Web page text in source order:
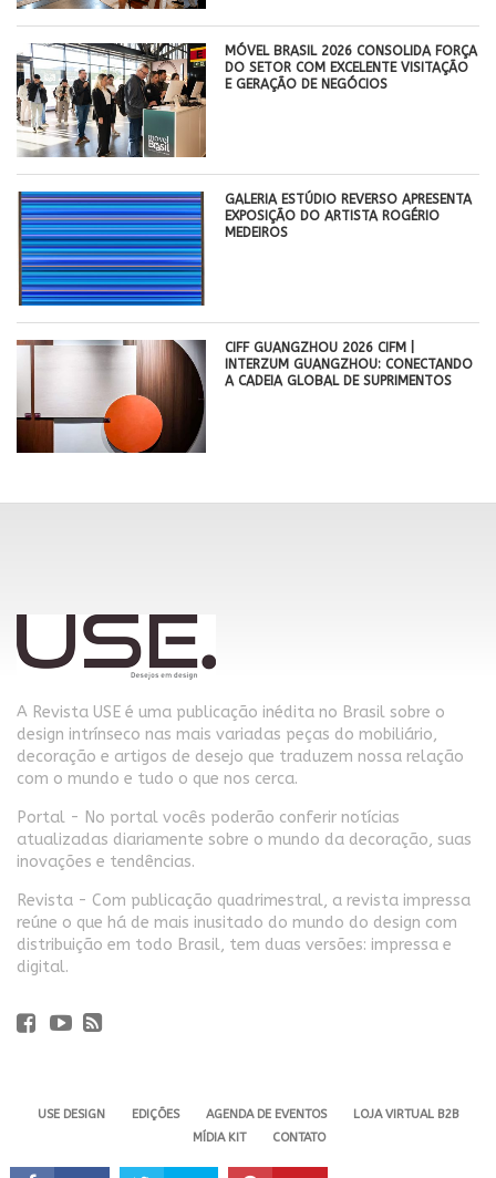
MÓVEL BRASIL 2026 CONSOLIDA FORÇA
DO SETOR COM EXCELENTE VISITAÇÃO
E GERAÇÃO DE NEGÓCIOS
GALERIA ESTÚDIO REVERSO APRESENTA
EXPOSIÇÃO DO ARTISTA ROGÉRIO
MEDEIROS
CIFF GUANGZHOU 2026 CIFM |
INTERZUM GUANGZHOU: CONECTANDO
A CADEIA GLOBAL DE SUPRIMENTOS
A Revista USE é uma publicação inédita no Brasil sobre o
design intrínseco nas mais variadas peças do mobiliário,
decoração e artigos de desejo que traduzem nossa relação
com o mundo e tudo o que nos cerca.
Portal - No portal vocês poderão conferir notícias
atualizadas diariamente sobre o mundo da decoração, suas
inovações e tendências.
Revista - Com publicação quadrimestral, a revista impressa
reúne o que há de mais inusitado do mundo do design com
distribuição em todo Brasil, tem duas versões: impressa e
digital.
USE DESIGN EDIÇÕES AGENDA DE EVENTOS
LOJA VIRTUAL B2B
MÍDIA KIT
CONTATO
Revista USE. 2024 - Todos os direitos reservados.